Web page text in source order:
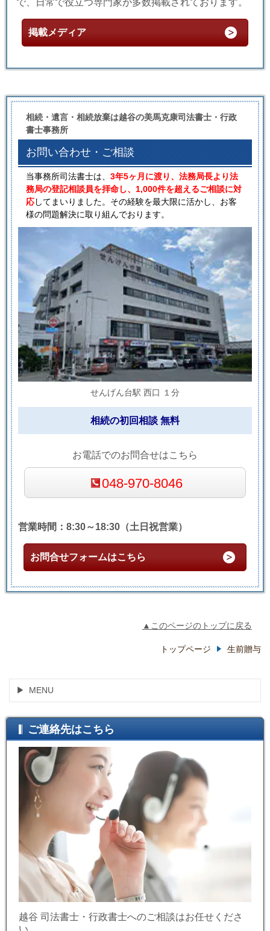
掲載メディア
相続・遺言・相続放棄は越谷の美馬克康司法書士・行政
書士事務所
お問い合わせ・ご相談
当事務所司法書士は、 3年5ヶ月に渡り、法務局長より法
務局の登記相談員を拝命し、1,000件を超えるご相談に対
応してまいりました。その経験を最大限に活かし、お客
様の問題解決に取り組んでおります。
せんげん台駅 西口 １分
相続の初回相談 無料
お電話でのお問合せはこちら
048-970-8046
営業時間：8:30～18:30（土日祝営業）
お問合せフォームはこちら
▲このページのトップに戻る
トップページ 生前贈与
MENU
ご連絡先はこちら
越谷 司法書士・行政書士へのご相談はお任せくださ
い。